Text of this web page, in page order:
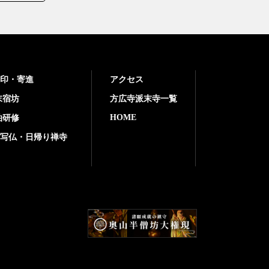
・寄進
宿坊
研修
仏・日帰り禅寺
アクセス
方広寺派末寺一覧
HOME